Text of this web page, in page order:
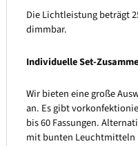
Die Lichtleistung beträgt
dimmbar.
Individuelle Set-
Wir bieten eine große
an. Es gibt
bis 60 Fassungen.
mit bunten Leuchtmitteln